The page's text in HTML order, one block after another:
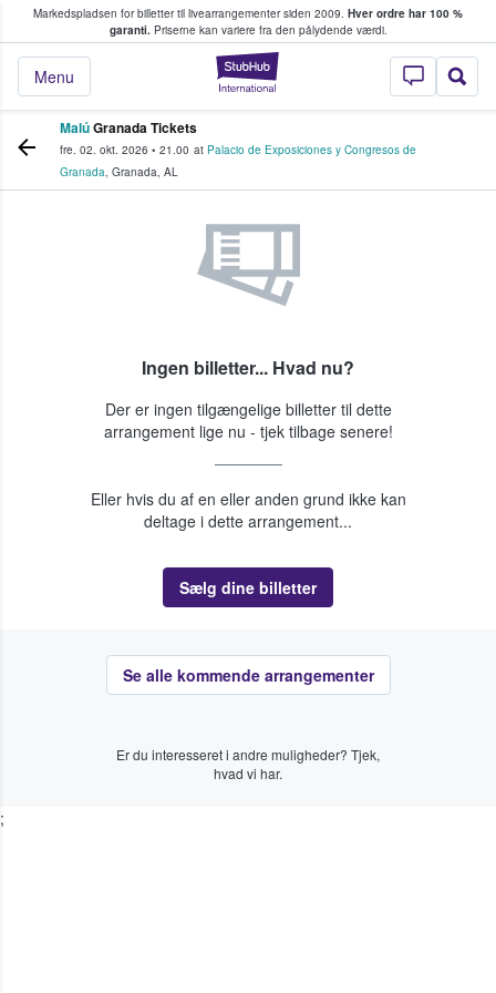
Markedspladsen for billetter til livearrangementer siden 2009. Hver ordre har 100 %
garanti.Priserne kan variere fra den pålydende værdi.
StubHub - Hvor
Menu
køber og sælger billetter
MalúGranada Tickets
fre. 02. okt. 2026 • 21.00 at Palacio de Exposiciones y Congresos de
Granada, Granada, AL
Ingen billetter... Hvad nu?
Der er ingen tilgængelige billetter til dette
arrangement lige nu - tjek tilbage senere!
Eller hvis du af en eller anden grund ikke kan
deltage i dette arrangement...
Sælg dine billetter
Se alle kommende arrangementer
Er du interesseret i andre muligheder? Tjek,
hvad vi har.
;